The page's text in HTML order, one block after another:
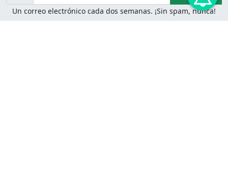
Un correo electrónico cada dos semanas. ¡Sin spam, nunca!